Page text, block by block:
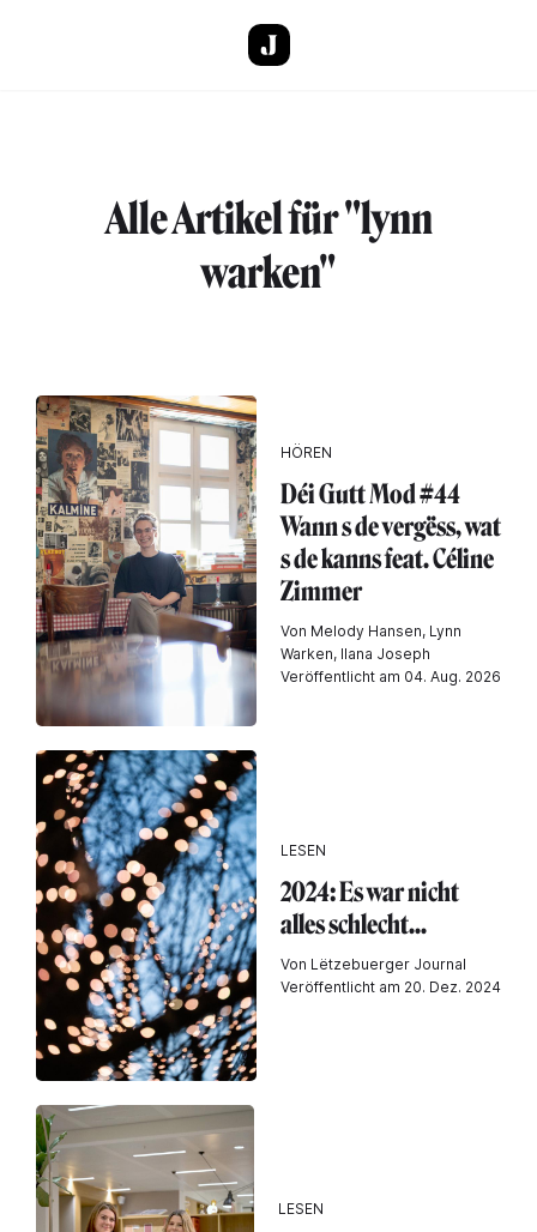
Alle Artikel für "lynn
warken"
HÖREN
Déi Gutt Mod #44
Wann s de vergëss, wat
s de kanns feat. Céline
Zimmer
Von Melody Hansen, Lynn
Warken, Ilana Joseph
Veröffentlicht am 04. Aug. 2026
LESEN
2024: Es war nicht
alles schlecht...
Von Lëtzebuerger Journal
Veröffentlicht am 20. Dez. 2024
LESEN